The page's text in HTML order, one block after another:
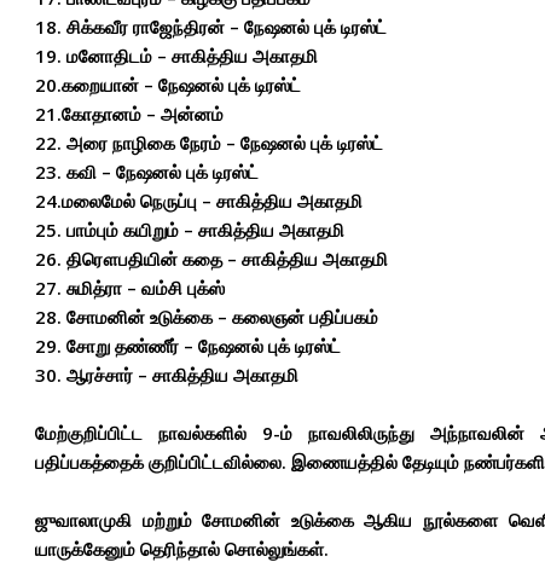
18. சிக்கவீர ராஜேந்திரன் – நேஷனல் புக் டிரஸ்ட்
19. மனோதிடம் – சாகித்திய அகாதமி
20.கறையான் – நேஷனல் புக் டிரஸ்ட்
21.கோதானம் – அன்னம்
22. அரை நாழிகை நேரம் – நேஷனல் புக் டிரஸ்ட்
23. கவி – நேஷனல் புக் டிரஸ்ட்
24.மலைமேல் நெருப்பு – சாகித்திய அகாதமி
25. பாம்பும் கயிறும் – சாகித்திய அகாதமி
26. திரௌபதியின் கதை – சாகித்திய அகாதமி
27. சுமித்ரா – வம்சி புக்ஸ்
28. சோமனின் உடுக்கை – கலைஞன் பதிப்பகம்
29. சோறு தண்ணீர் – நேஷனல் புக் டிரஸ்ட்
30. ஆரச்சார் – சாகித்திய அகாதமி
மேற்குறிப்பிட்ட நாவல்களில் 9-ம் நாவலிலிருந்து
பதிப்பகத்தைக் குறிப்பிட்டவில்லை. இணையத்தில் தேடியும்
ஜுவாலாமுகி மற்றும் சோமனின் உடுக்கை ஆகிய நூல்களை
யாருக்கேனும் தெரிந்தால் சொல்லுங்கள்.